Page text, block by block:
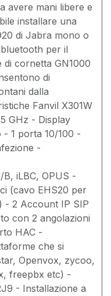
avere mani libere e
installare una
di Jabra mono o
per il
cornetta GN1000
di
dalla
Fanvil X301W
GHz - Display
1 porta 10/100 -
-
B, iLBC, OPUS -
(cavo EHS20 per
- 2 Account IP SIP
con 2 angolazioni
HAC -
che si
Openvox, zycoo,
freepbx etc) -
- Installazione a